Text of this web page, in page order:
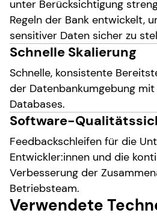
unter Berücksichtigung
Regeln der Bank entwickelt,
sensitiver Daten sicher zu
Schnelle Skalierung
Schnelle, konsistente
der Datenbankumgebung
Databases.
Software-
Feedbackschleifen für die
Entwickler:innen und die
Verbesserung der
Betriebsteam.
Verwendete